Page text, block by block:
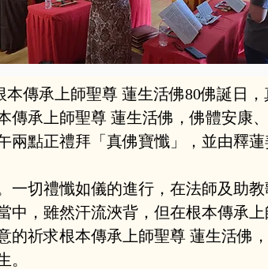
本傳承上師聖尊 蓮生活佛80佛誕日
傳承上師聖尊 蓮生活佛，佛體安康
兩點正禮拜「真佛寶懺」，並由釋
一切禮懺如儀的進行，在法師及助
，雖然汗流浹背，但在根本傳承上
的祈求根本傳承上師聖尊 蓮生活佛
。